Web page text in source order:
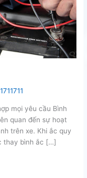
mọi yêu cầu Bình
quan đến sự hoạt
trên xe. Khi ắc quy
thay bình ắc […]